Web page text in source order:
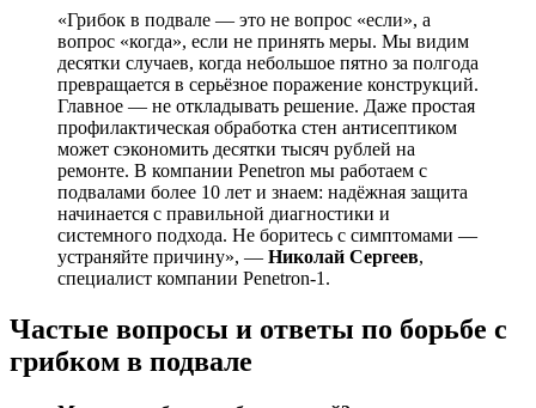
«Грибок в подвале — это не вопрос «если», а
вопрос «когда», если не принять меры. Мы видим
десятки случаев, когда небольшое пятно за полгода
превращается в серьёзное поражение конструкций.
Главное — не откладывать решение. Даже простая
профилактическая обработка стен антисептиком
может сэкономить десятки тысяч рублей на
ремонте. В компании Penetron мы работаем с
подвалами более 10 лет и знаем: надёжная защита
начинается с правильной диагностики и
системного подхода. Не боритесь с симптомами —
устраняйте причину», — Николай Сергеев,
специалист компании Penetron-1.
Частые вопросы и ответы по борьбе с
грибком в подвале